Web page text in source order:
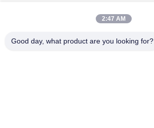
2:47 AM
Good day, what product are you looking for?